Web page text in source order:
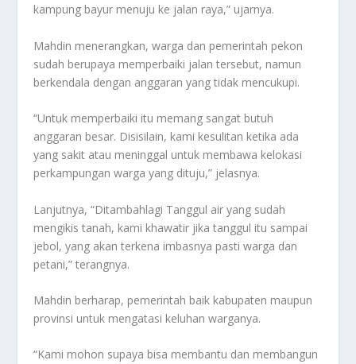
kampung bayur menuju ke jalan raya,” ujarnya.
Mahdin menerangkan, warga dan pemerintah pekon
sudah berupaya memperbaiki jalan tersebut, namun
berkendala dengan anggaran yang tidak mencukupi.
“Untuk memperbaiki itu memang sangat butuh
anggaran besar. Disisilain, kami kesulitan ketika ada
yang sakit atau meninggal untuk membawa kelokasi
perkampungan warga yang dituju,” jelasnya.
Lanjutnya, “Ditambahlagi Tanggul air yang sudah
mengikis tanah, kami khawatir jika tanggul itu sampai
jebol, yang akan terkena imbasnya pasti warga dan
petani,” terangnya.
Mahdin berharap, pemerintah baik kabupaten maupun
provinsi untuk mengatasi keluhan warganya.
“Kami mohon supaya bisa membantu dan membangun